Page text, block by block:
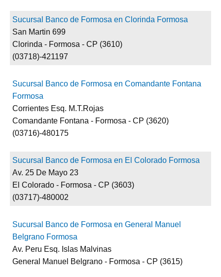
Sucursal Banco de Formosa en Clorinda Formosa
San Martin 699
Clorinda - Formosa - CP (3610)
(03718)-421197
Sucursal Banco de Formosa en Comandante Fontana
Formosa
Corrientes Esq. M.T.Rojas
Comandante Fontana - Formosa - CP (3620)
(03716)-480175
Sucursal Banco de Formosa en El Colorado Formosa
Av. 25 De Mayo 23
El Colorado - Formosa - CP (3603)
(03717)-480002
Sucursal Banco de Formosa en General Manuel
Belgrano Formosa
Av. Peru Esq. Islas Malvinas
General Manuel Belgrano - Formosa - CP (3615)